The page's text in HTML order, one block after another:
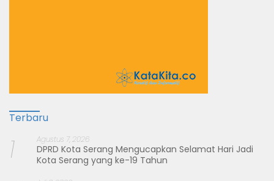
Terbaru
1 Agustus 7, 2026
DPRD Kota Serang Mengucapkan Selamat Hari Jadi
Kota Serang yang ke-19 Tahun